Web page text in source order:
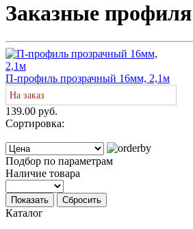
Заказные профиля
П-профиль прозрачный 16мм, 2,1м
На заказ
139.00 руб.
Сортировка:
Подбор по параметрам
Наличие товара
Показать Сбросить
Каталог